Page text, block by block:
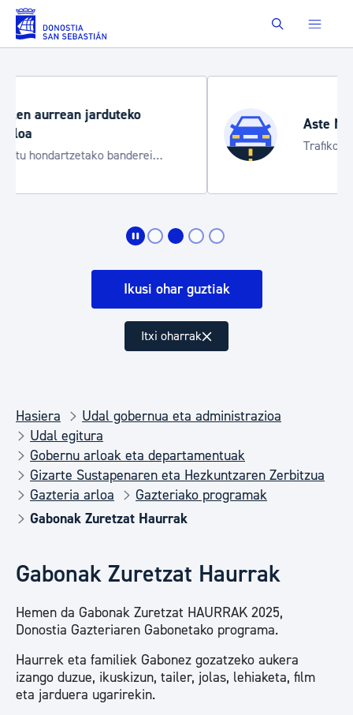
Eduki nagusira joan Buscar
Aste Nagusia 2026
Trafiko mozketak eta garraio zerbitzu
bereziak
Ikusi ohar guztiak
Itxi oharrak
Hasiera
Udal gobernua eta administrazioa
Udal egitura
Gobernu arloak eta departamentuak
Gizarte Sustapenaren eta Hezkuntzaren Zerbitzua
Gazteria arloa
Gazteriako programak
Gabonak Zuretzat Haurrak
Gabonak Zuretzat Haurrak
Hemen da Gabonak Zuretzat HAURRAK 2025,
Donostia Gazteriaren Gabonetako programa.
Haurrek eta familiek Gabonez gozatzeko aukera
izango duzue, ikuskizun, tailer, jolas, lehiaketa, film
eta jarduera ugarirekin.